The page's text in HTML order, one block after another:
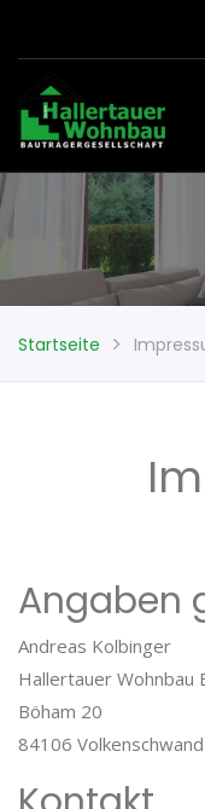
Startseite
Angaben
Andreas Kolbinger
Hallertauer Wohnbau
Böham 20
84106 Volkenschwand